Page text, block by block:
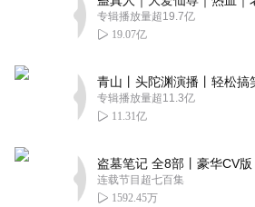
专辑播放量超19.7亿
19.07亿
专辑播放量超11.3亿
11.31亿
连载节目超七百集
1592.45万